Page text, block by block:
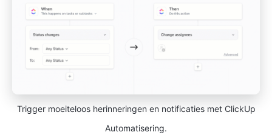
Trigger moeiteloos herinneringen en notificaties met ClickUp
Automatisering.